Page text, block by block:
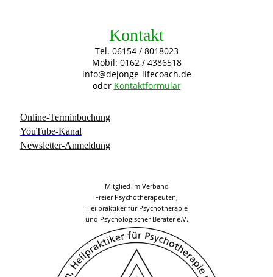
Kontakt
Tel. 06154 / 8018023
Mobil: 0162 / 4386518
info@dejonge-lifecoach.de
oder Kontaktformular
Online-Terminbuchung
YouTube-Kanal
Newsletter-Anmeldung
Mitglied im Verband
Freier Psychotherapeuten,
Heilpraktiker für Psychotherapie
und Psychologischer Berater e.V.